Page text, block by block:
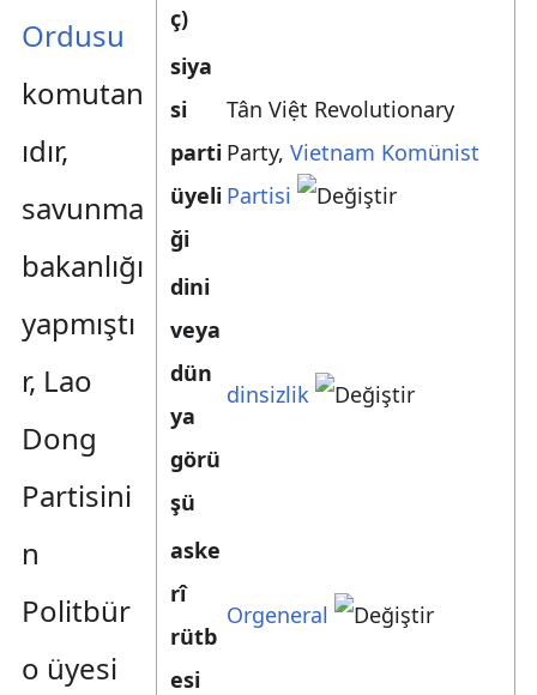
ç)
siya
si
parti
üyeli
ği
Tân Việt Revolutionary
Party,Vietnam Komünist
Partisi
dini
veya
dün
ya
görü
şü
dinsizlik
aske
rî
rütb
esi
Orgeneral
Ordusu
komutan
ıdır,
savunma
bakanlığı
yapmıştı
r, Lao
Dong
Partisini
n
Politbür
o üyesi